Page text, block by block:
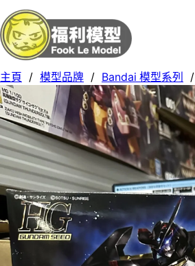
主頁 / 模型品牌 / Bandai 模型系列 /